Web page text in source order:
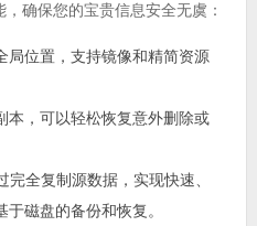
确保您的宝贵信息安全无虞：
局位置，支持镜像和精简资源
本，可以轻松恢复意外删除或
完全复制源数据，实现快速、
磁盘的备份和恢复。